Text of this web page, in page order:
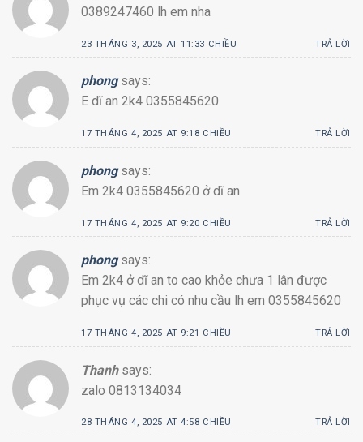
0389247460 lh em nha
23 THÁNG 3, 2025 AT 11:33 CHIỀU TRẢ LỜI
phong says:
E dĩ an 2k4 0355845620
17 THÁNG 4, 2025 AT 9:18 CHIỀU TRẢ LỜI
phong says:
Em 2k4 0355845620 ở dĩ an
17 THÁNG 4, 2025 AT 9:20 CHIỀU TRẢ LỜI
phong says:
Em 2k4 ở dĩ an to cao khỏe chưa 1 lân được
phục vụ các chi có nhu cầu lh em 0355845620
17 THÁNG 4, 2025 AT 9:21 CHIỀU TRẢ LỜI
Thanh says:
zalo 0813134034
28 THÁNG 4, 2025 AT 4:58 CHIỀU TRẢ LỜI